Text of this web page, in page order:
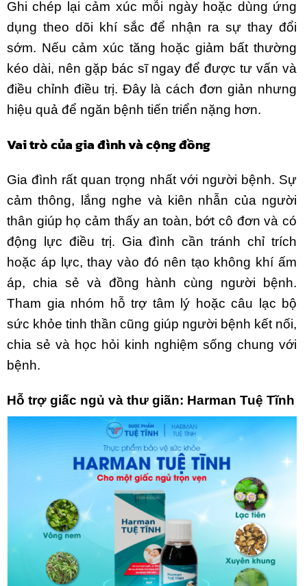
Ghi chép lại cảm xúc mỗi ngày hoặc dùng ứng
dụng theo dõi khí sắc để nhận ra sự thay đổi
sớm. Nếu cảm xúc tăng hoặc giảm bất thường
kéo dài, nên gặp bác sĩ ngay để được tư vấn và
điều chỉnh điều trị. Đây là cách đơn giản nhưng
hiệu quả để ngăn bệnh tiến triển nặng hơn.
Vai trò của gia đình và cộng đồng
Gia đình rất quan trọng nhất với người bệnh. Sự
cảm thông, lắng nghe và kiên nhẫn của người
thân giúp họ cảm thấy an toàn, bớt cô đơn và có
động lực điều trị. Gia đình cần tránh chỉ trích
hoặc áp lực, thay vào đó nên tạo không khí ấm
áp, chia sẻ và đồng hành cùng người bệnh.
Tham gia nhóm hỗ trợ tâm lý hoặc câu lạc bộ
sức khỏe tinh thần cũng giúp người bệnh kết nối,
chia sẻ và học hỏi kinh nghiệm sống chung với
bệnh.
Hỗ trợ giấc ngủ và thư giãn: Harman Tuệ Tĩnh